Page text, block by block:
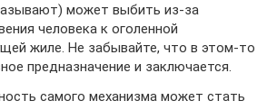
может выбить из-за
человека к оголенной
жиле. Не забывайте, что в этом-то
предназначение и заключается.
самого механизма может стать